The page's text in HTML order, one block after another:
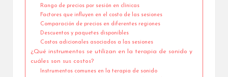
Rango de precios por sesión en clínicas
Factores que influyen en el costo de las sesiones
Comparación de precios en diferentes regiones
Descuentos y paquetes disponibles
Costos adicionales asociados a las sesiones
¿Qué instrumentos se utilizan en la terapia de sonido y
cuáles son sus costos?
Instrumentos comunes en la terapia de sonido